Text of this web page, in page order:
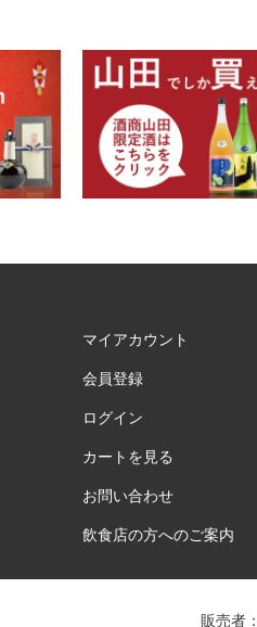
マイアカウント
会員登録
ログイン
カートを見る
お問い合わせ
飲食店の方へのご案内
販売者